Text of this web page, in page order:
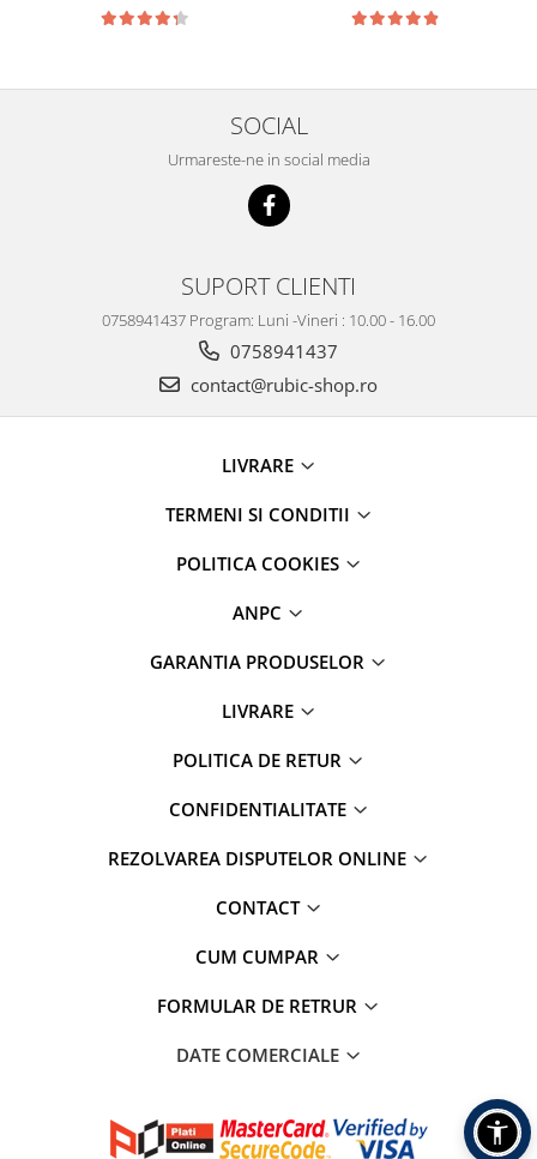
SOCIAL
Urmareste-ne in social media
SUPORT CLIENTI
0758941437 Program: Luni -Vineri : 10.00 - 16.00
0758941437
contact@rubic-shop.ro
LIVRARE
TERMENI SI CONDITII
POLITICA COOKIES
ANPC
GARANTIA PRODUSELOR
LIVRARE
POLITICA DE RETUR
CONFIDENTIALITATE
REZOLVAREA DISPUTELOR ONLINE
CONTACT
CUM CUMPAR
FORMULAR DE RETRUR
DATE COMERCIALE